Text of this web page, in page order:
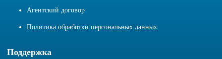
Агентский договор
Политика обработки персональных данных
Поддержка